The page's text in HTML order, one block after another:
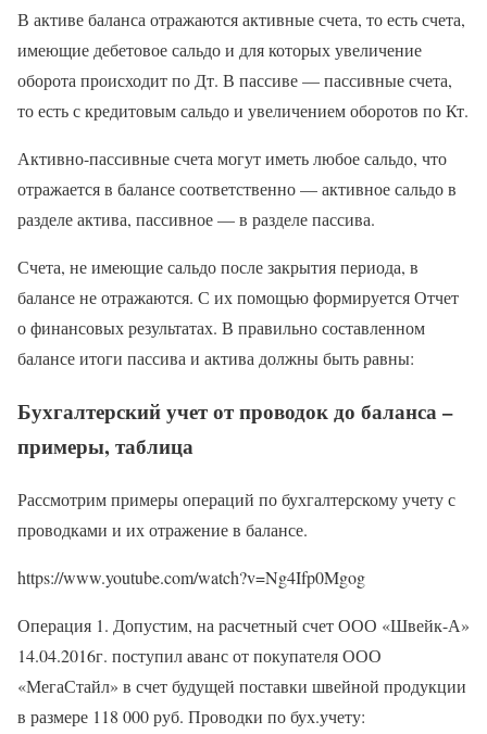
В активе баланса отражаются активные счета, то есть счета,
имеющие дебетовое сальдо и для которых увеличение
оборота происходит по Дт. В пассиве — пассивные счета,
то есть с кредитовым сальдо и увеличением оборотов по Кт.
Активно-пассивные счета могут иметь любое сальдо, что
отражается в балансе соответственно — активное сальдо в
разделе актива, пассивное — в разделе пассива.
Счета, не имеющие сальдо после закрытия периода, в
балансе не отражаются. С их помощью формируется Отчет
о финансовых результатах. В правильно составленном
балансе итоги пассива и актива должны быть равны:
Бухгалтерский учет от проводок до баланса –
примеры, таблица
Рассмотрим примеры операций по бухгалтерскому учету с
проводками и их отражение в балансе.
https://www.youtube.com/watch?v=Ng4Ifp0Mgog
Операция 1. Допустим, на расчетный счет ООО «Швейк-А»
14.04.2016г. поступил аванс от покупателя ООО
«МегаСтайл» в счет будущей поставки швейной продукции
в размере 118 000 руб. Проводки по бух.учету: